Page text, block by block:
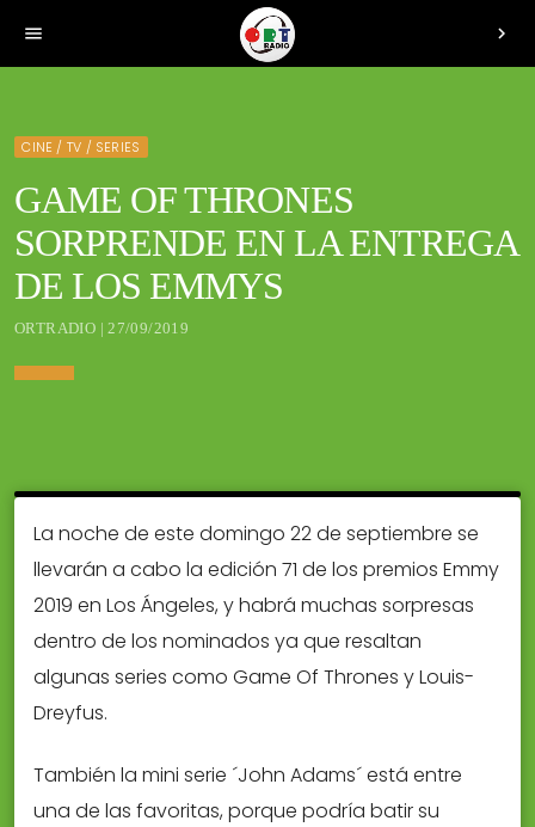
menu chevron_right
CINE / TV / SERIES
GAME OF THRONES
SORPRENDE EN LA ENTREGA
DE LOS EMMYS
ORTRADIO | 27/09/2019
La noche de este domingo 22 de septiembre se
llevarán a cabo la edición 71 de los premios Emmy
2019 en Los Ángeles, y habrá muchas sorpresas
dentro de los nominados ya que resaltan
algunas series como Game Of Thrones y Louis-
Dreyfus.
También la mini serie ´John Adams´ está entre
una de las favoritas, porque podría batir su